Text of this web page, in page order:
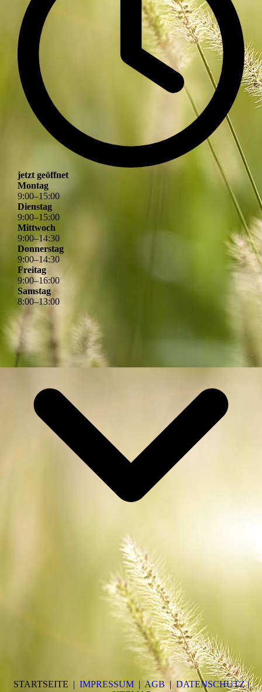
jetzt geöffnet
Montag
9:00–15:00
Dienstag
9:00–15:00
Mittwoch
9:00–14:30
Donnerstag
9:00–14:30
Freitag
9:00–16:00
Samstag
8:00–13:00
STARTSEITE | IMPRESSUM| AGB |DATENSCHUTZ|